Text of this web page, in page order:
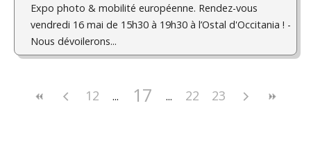
Expo photo & mobilité européenne. Rendez-vous
vendredi 16 mai de 15h30 à 19h30 à l’Ostal d'Occitania ! ­
Nous dévoilerons...
12 17 22 23